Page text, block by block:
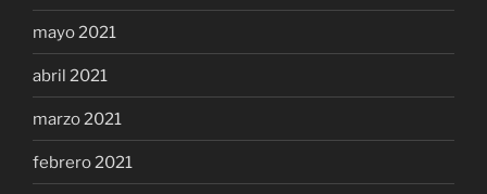
mayo 2021
abril 2021
marzo 2021
febrero 2021